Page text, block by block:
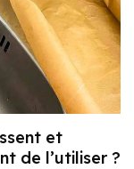
et
de l’utiliser ?